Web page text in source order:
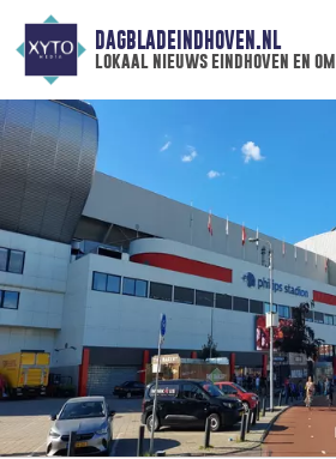
DAGBLADEINDHOVEN.NL
lokaal nieuws eindhoven en